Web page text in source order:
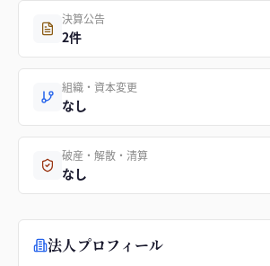
決算公告
2件
組織・資本変更
なし
破産・解散・清算
なし
法人プロフィール